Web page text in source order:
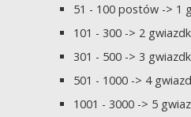
51 - 100 postów -> 1
101 - 300 -> 2
301 - 500 -> 3
501 - 1000 -> 4
1001 - 3000 -> 5